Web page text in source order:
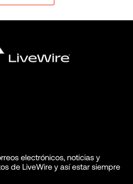
electrónicos, noticias y
de LiveWire y así estar siempre